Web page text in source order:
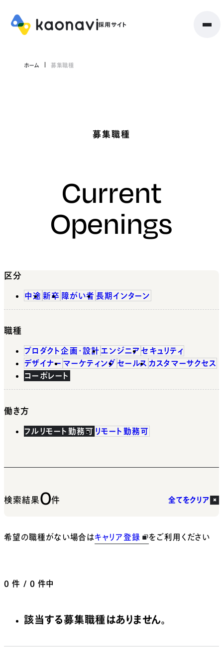
ホーム 募集職種
募集職種
Current
Openings
区分
中途 新卒 障がい者 長期インターン
職種
プロダクト企画・設計 エンジニア セキュリティ
デザイナー マーケティング セールス カスタマーサクセス
コーポレート
働き方
フルリモート勤務可 リモート勤務可
検索結果0件 全てをクリア
希望の職種がない場合はキャリア登録 をご利用ください
0 件 / 0 件中
該当する募集職種はありません。